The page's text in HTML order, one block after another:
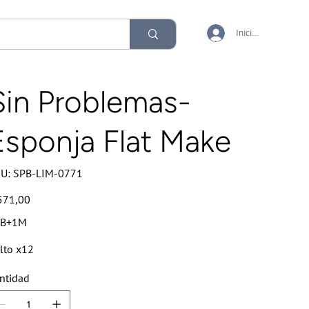
Iniciar sesión
Problemas-
Flat Make
SKU
SPB-
SPB-LIM-0771
x12